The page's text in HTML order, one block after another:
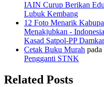
IAIN Curup Berikan
Lubuk Kembang
12 Foto Menarik
Menakjubkan -
Kasad Satpol-PP
Cetak Buku Murah pada
Pengganti STNK
Related Posts